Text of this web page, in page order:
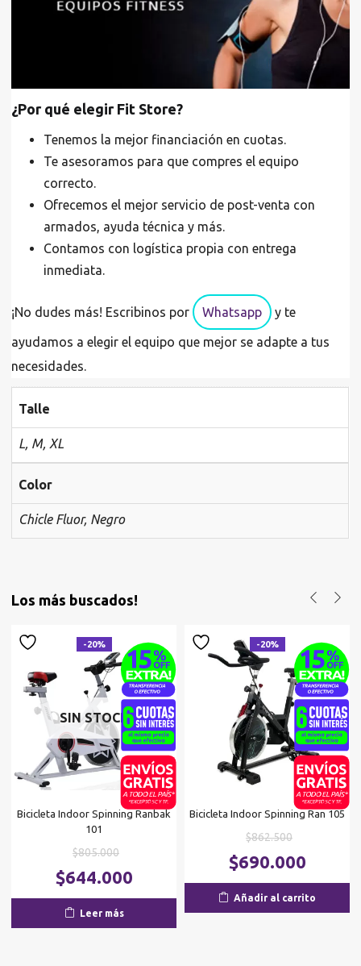
¿Por qué elegir Fit Store?
Tenemos la mejor financiación en cuotas.
Te asesoramos para que compres el equipo
correcto.
Ofrecemos el mejor servicio de post-venta con
armados, ayuda técnica y más.
Contamos con logística propia con entrega
inmediata.
¡No dudes más! Escribinos por Whatsapp y te
ayudamos a elegir el equipo que mejor se adapte a tus
necesidades.
Talle
L, M, XL
Color
Chicle Fluor, Negro
Los más buscados!
-20%
SIN STOCK
Bicicleta Indoor Spinning Ranbak
101
$805.000El
precio
original
$644.000
es:
Leer más
-20%
Bicicleta Indoor Spinning Ran 105
$862.500El
precio
original
era:
$690.000
Añadir al carrito